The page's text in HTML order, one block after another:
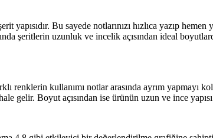
yapısıdır. Bu sayede notlarınızı hızlıca yazıp
şeritlerin uzunluk ve incelik açısından ideal
kullanımı notlar arasında ayrım yapmayı
gelir. Boyut açısından ise ürünün uzun ve ince